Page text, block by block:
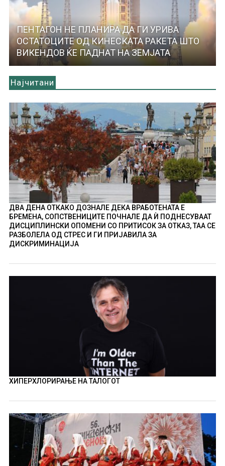
ПЕНТАГОН НЕ ПЛАНИРА ДА ГИ УРИВА
ОСТАТОЦИТЕ ОД КИНЕСКАТА РАКЕТА ШТО
ВИКЕНДОВ ЌЕ ПАДНАТ НА ЗЕМЈАТА
Најчитани
ДВА ДЕНА ОТКАКО ДОЗНАЛЕ ДЕКА ВРАБОТЕНАТА Е
БРЕМЕНА, СОПСТВЕНИЦИТЕ ПОЧНАЛЕ ДА Ѝ ПОДНЕСУВААТ
ДИСЦИПЛИНСКИ ОПОМЕНИ СО ПРИТИСОК ЗА ОТКАЗ, ТАА СЕ
РАЗБОЛЕЛА ОД СТРЕС И ГИ ПРИЈАВИЛА ЗА
ДИСКРИМИНАЦИЈА
ХИПЕРХЛОРИРАЊЕ НА ТАЛОГОТ